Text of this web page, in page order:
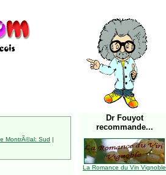
MontrÃ©al: Sud |
Dr Fouyot
recommande...
La Romance du Vin Vignoble